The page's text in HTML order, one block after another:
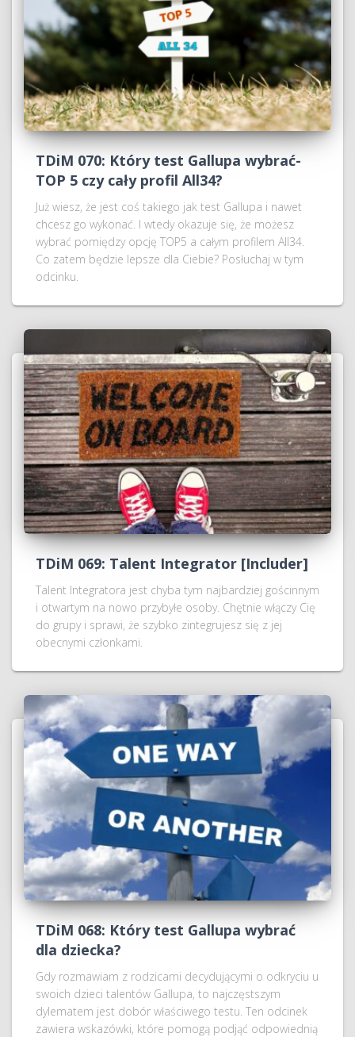
TDiM 070: Który test Gallupa wybrać-
TOP 5 czy cały profil All34?
Już wiesz, że jest coś takiego jak test Gallupa i nawet
chcesz go wykonać. I wtedy okazuje się, że możesz
wybrać pomiędzy opcję TOP5 a całym profilem All34.
Co zatem będzie lepsze dla Ciebie? Posłuchaj w tym
odcinku.
TDiM 069: Talent Integrator [Includer]
Talent Integratora jest chyba tym najbardziej gościnnym
i otwartym na nowo przybyłe osoby. Chętnie włączy Cię
do grupy i sprawi, że szybko zintegrujesz się z jej
obecnymi członkami.
TDiM 068: Który test Gallupa wybrać
dla dziecka?
Gdy rozmawiam z rodzicami decydującymi o odkryciu u
swoich dzieci talentów Gallupa, to najczęstszym
dylematem jest dobór właściwego testu. Ten odcinek
zawiera wskazówki, które pomogą podjąć odpowiednią